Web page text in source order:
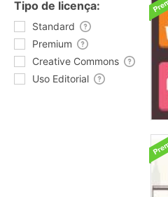
Tipo de licença:
Standard
Premium
Creative Commons
Uso Editorial